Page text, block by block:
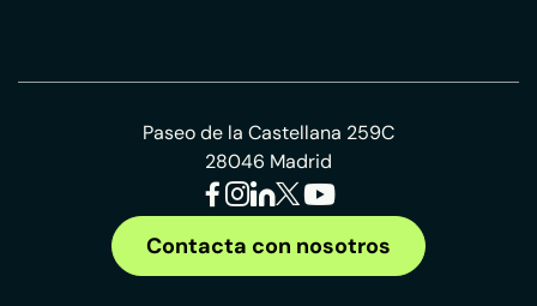
Paseo de la Castellana 259C
28046 Madrid
Contacta con nosotros